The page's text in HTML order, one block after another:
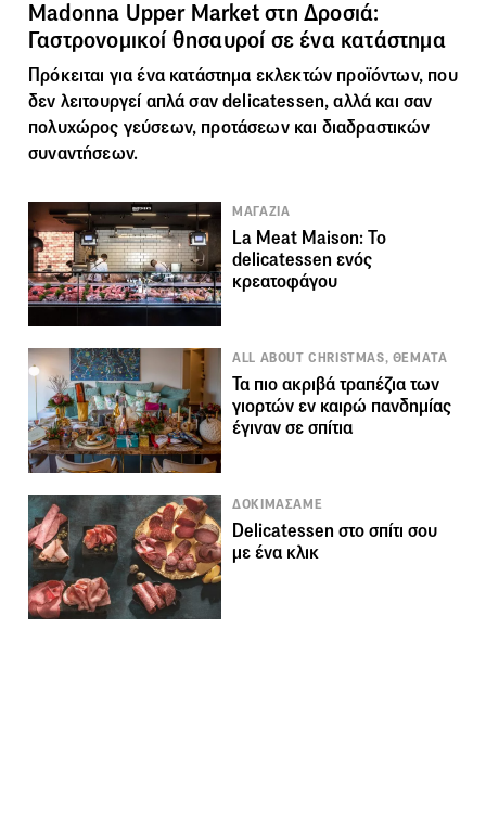
Madonna Upper Μarket στη Δροσιά:
Γαστρονομικοί θησαυροί σε ένα κατάστημα
Πρόκειται για ένα κατάστημα εκλεκτών προϊόντων, που
δεν λειτουργεί απλά σαν delicatessen, αλλά και σαν
πολυχώρος γεύσεων, προτάσεων και διαδραστικών
συναντήσεων.
ΜΑΓΑΖΙΑ
La Meat Maison: Το
delicatessen ενός
κρεατοφάγου
ALL ABOUT CHRISTMAS, ΘΕΜΑΤΑ
Τα πιο ακριβά τραπέζια των
γιορτών εν καιρώ πανδημίας
έγιναν σε σπίτια
ΔΟΚΙΜΑΣΑΜΕ
Delicatessen στο σπίτι σου
με ένα κλικ